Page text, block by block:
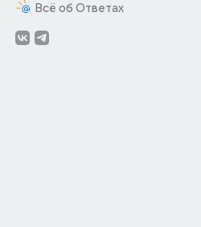
Всё об Ответах